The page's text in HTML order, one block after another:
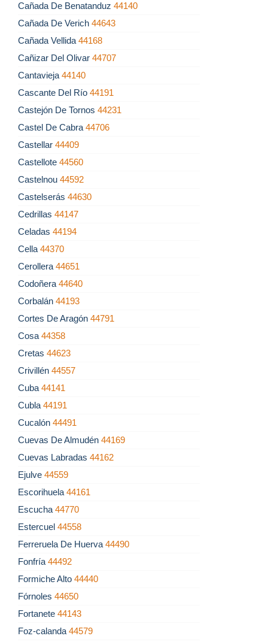
Cañada De Benatanduz 44140
Cañada De Verich 44643
Cañada Vellida 44168
Cañizar Del Olivar 44707
Cantavieja 44140
Cascante Del Río 44191
Castejón De Tornos 44231
Castel De Cabra 44706
Castellar 44409
Castellote 44560
Castelnou 44592
Castelserás 44630
Cedrillas 44147
Celadas 44194
Cella 44370
Cerollera 44651
Codoñera 44640
Corbalán 44193
Cortes De Aragón 44791
Cosa 44358
Cretas 44623
Crivillén 44557
Cuba 44141
Cubla 44191
Cucalón 44491
Cuevas De Almudén 44169
Cuevas Labradas 44162
Ejulve 44559
Escorihuela 44161
Escucha 44770
Estercuel 44558
Ferreruela De Huerva 44490
Fonfría 44492
Formiche Alto 44440
Fórnoles 44650
Fortanete 44143
Foz-calanda 44579